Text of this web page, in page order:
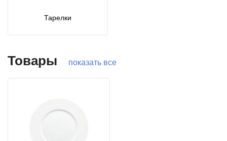
Тарелки
Товары показать все